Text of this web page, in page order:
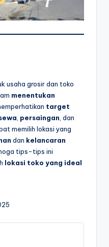
usaha grosir dan toko
menentukan
target
persaingan , dan
memilih lokasi yang
dan kelancaran
tips-tips ini
lokasi toko yang ideal